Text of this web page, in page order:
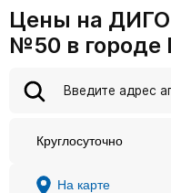
Цены на
№50 в городе
Круглосуточно
На карте